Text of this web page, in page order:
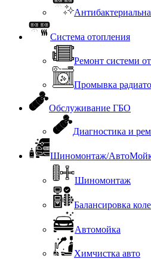
Система отопления
Ремонт системи
Промывка
Обслуживание ГБО
Диагностика и
Шиномонтаж/
Шиномонтаж
Балансировка
Автомойка
Химчистка авто